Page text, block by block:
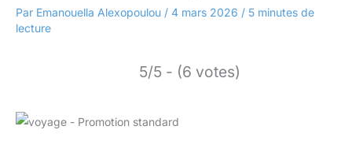
Par Emanouella Alexopoulou / 4 mars 2026 / 5 minutes de
lecture
5/5 - (6 votes)